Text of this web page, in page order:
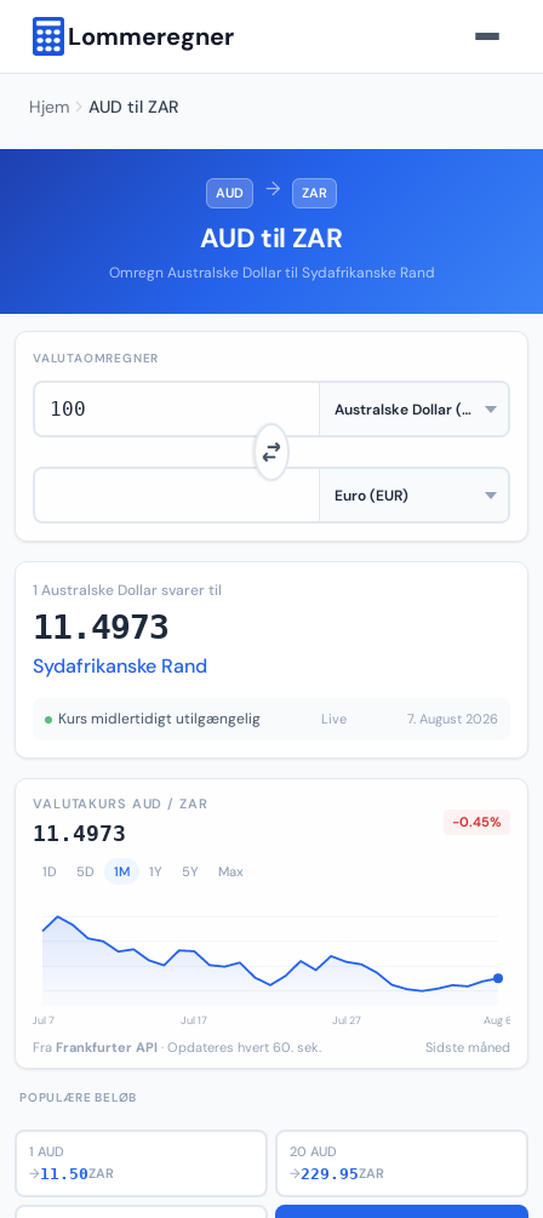
Lommeregner
Hjem AUD til ZAR
AUD → ZAR
AUD til ZAR
Omregn Australske Dollar til Sydafrikanske Rand
VALUTAOMREGNER
1 Australske Dollar svarer til
11.4973
Sydafrikanske Rand
Kurs midlertidigt utilgængelig Live 7. August 2026
VALUTAKURS AUD / ZAR
11.4973 -0.45%
1D 5D 1M 1Y 5Y Max
Fra Frankfurter API · Opdateres hvert 60. sek. Sidste måned
POPULÆRE BELØB
1 AUD
→11.50ZAR
20 AUD
→229.95ZAR